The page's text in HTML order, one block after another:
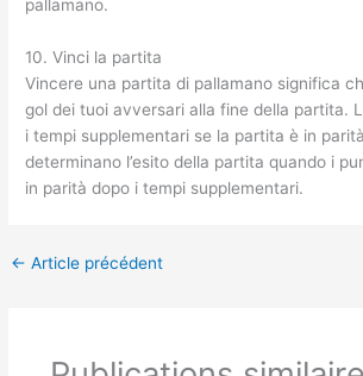
pallamano.
10. Vinci la partita
Vincere una partita di pallamano significa
gol dei tuoi avversari alla fine della partita.
i tempi supplementari se la partita è in
determinano l’esito della partita quando i
in parità dopo i tempi supplementari.
← Article précédent